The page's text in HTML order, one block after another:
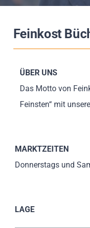
Impressionen
SUCHE
NACH:
Feinkost
ÜBER UNS
Das Motto von
Feinsten“ mit
MARKTZEITEN
Donnerstags und
LAGE